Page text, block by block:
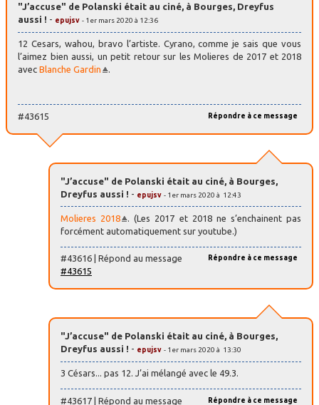
"J’accuse" de Polanski était au ciné, à Bourges, Dreyfus
aussi ! - epujsv - 1er mars 2020 à 12:36
12 Cesars, wahou, bravo l’artiste. Cyrano, comme je sais que vous
l’aimez bien aussi, un petit retour sur les Molieres de 2017 et 2018
avec Blanche Gardin .
Répondre à ce message
#43615
"J’accuse" de Polanski était au ciné, à Bourges,
Dreyfus aussi ! - epujsv - 1er mars 2020 à 12:43
Molieres 2018
. (Les 2017 et 2018 ne s’enchainent pas
forcément automatiquement sur youtube.)
Répondre à ce message
#43616 | Répond au message
#43615
"J’accuse" de Polanski était au ciné, à Bourges,
Dreyfus aussi ! - epujsv - 1er mars 2020 à 13:30
3 Césars... pas 12. J’ai mélangé avec le 49.3.
Répondre à ce message
#43617 | Répond au message